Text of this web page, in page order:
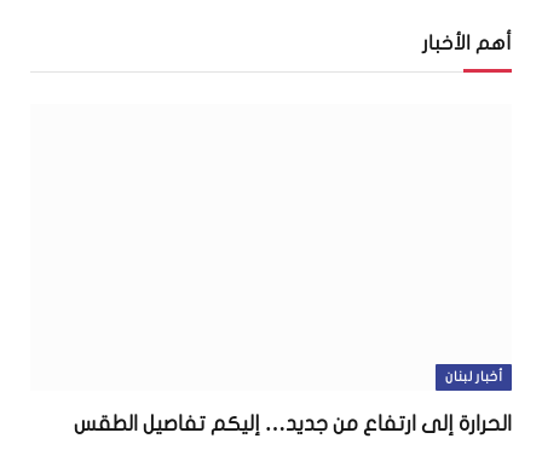
أهم الأخبار
أخبار لبنان
الحرارة إلى ارتفاع من جديد… إليكم تفاصيل الطقس